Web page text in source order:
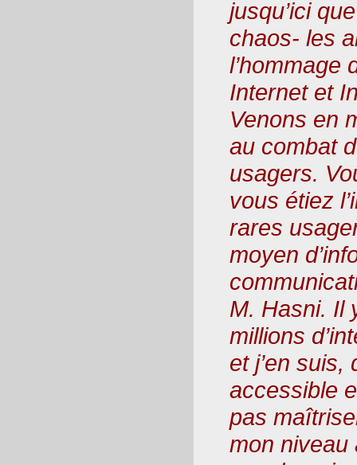
jusqu’ici
chaos- les
l’hommage
Internet et
Venons en
au combat
usagers.
vous étiez
rares
moyen
M. Hasni. Il
millions
et j’en suis,
accessible
pas
mon niveau